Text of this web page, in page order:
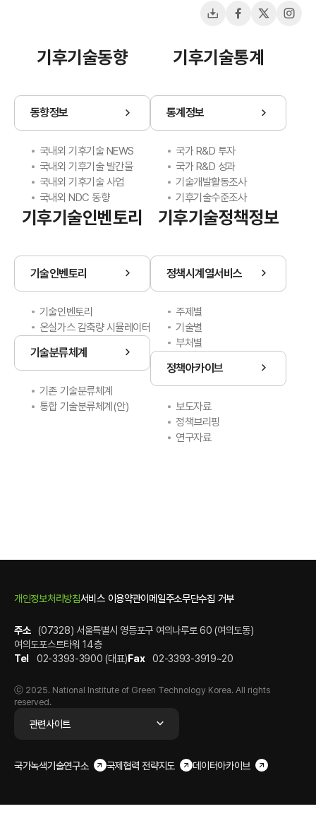
다운로드페이스북X(트위터)
인스
기후기술동향
동향정보
국내외 기후기술 NEWS
국내외 기후기술 발간물
국내외 기후기술 사업
국내외 NDC 동향
기후기술통계
통계정보
국가 R&D 투자
국가 R&D 성과
기술개발활동조사
기후기술수준조사
기후기술인벤토리
기술인벤토리
기술인벤토리
온실가스 감축량 시뮬레이터
기술분류체계
기존 기술분류체계
통합 기술분류체계(안)
기후기술정책정보
정책시계열서비스
주제별
기술별
부처별
정책아카이브
보도자료
정책브리핑
연구자료
개인정보처리방침서비스 이용약관이메일주소무단수집 거부
주소
(07328) 서울특별시 영등포구 여의나루로 60 (여의도동)
여의도포스트타워 14층
Tel
02-3393-3900 (대표)Fax 02-3393-3919~20
ⓒ 2025. National Institute of Green Technology Korea. All rights
reserved.
관련사이트
국가녹색기술연구소 국제협력 전략지도 데이터아카이브